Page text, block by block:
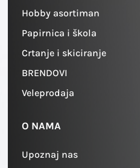
Hobby asortiman
Papirnica i škola
Crtanje i skiciranje
BRENDOVI
Veleprodaja
O NAMA
Upoznaj nas